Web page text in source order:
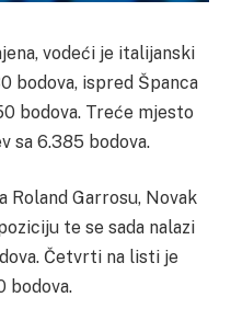
vodeći je italijanski
bodova, ispred Španca
bodova. Treće mjesto
sa 6.385 bodova.
Roland Garrosu, Novak
te se sada nalazi
Četvrti na listi je
bodova.